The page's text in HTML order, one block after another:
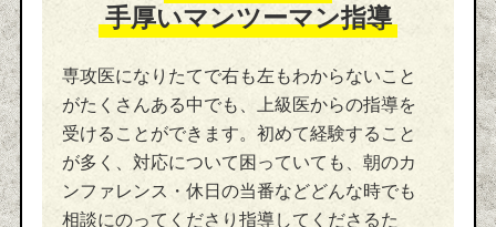
手厚いマンツーマン指導
専攻医になりたてで右も左もわからないこと
がたくさんある中でも、上級医からの指導を
受けることができます。初めて経験すること
が多く、対応について困っていても、朝のカ
ンファレンス・休日の当番などどんな時でも
相談にのってくださり指導してくださるた